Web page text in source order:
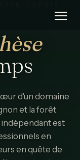
d'un domaine
et la forêt
est
en
en quête de